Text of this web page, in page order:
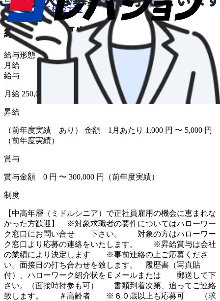
転職について相談する
給与・福利厚生
給与形態
月給
給与
月給 250,000円〜280,000円
昇給
（前年度実績 あり） 金額 1月あたり 1,000 円 〜 5,000 円
（前年度実績）
賞与
賞与金額 0 円 〜 300,000 円（前年度実績）
制度
【中高年層（ミドルシニア）で正社員雇用の機会に恵まれな
かった方歓迎】 ※対象求職者の要件についてはハローワー
ク窓口にお問い合せ 下さい。 対象の方はハローワー
ク窓口より応募の連絡をいたします。 ※昇給賞与は会社
の業績により決定します ※事前連絡の上ご応募くださ
い。面接日の打ち合わせを致します。 履歴書（写真貼
付）、ハローワーク紹介状をＥメールまたは 郵送して下
さい。（面接時持参も可） 書類到着次第、追ってご連絡
致します。 ＃高齢者 ※６０歳以上も応募可 （求